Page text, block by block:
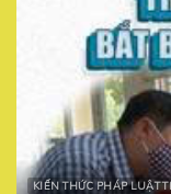
KIẾN THỨC PHÁP LUẬT